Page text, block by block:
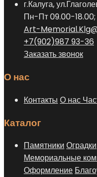
г.Калуга,
Пн-Пт 09.00-
Art-
+7(902)987 93-36
Заказать звонок
О нас
Контакты О нас
Каталог
Памятники Оградки
Мемориальные
Оформление